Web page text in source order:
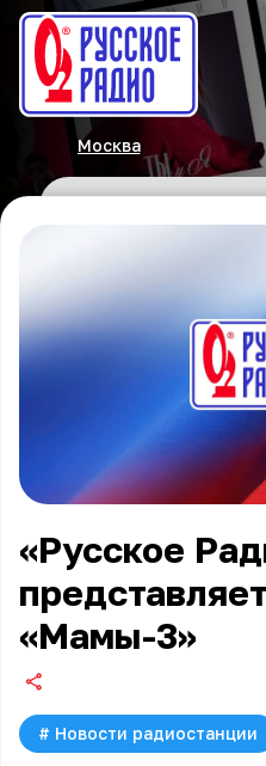
Москва
«Русское
«Мамы-3»
# Новости радиостанции